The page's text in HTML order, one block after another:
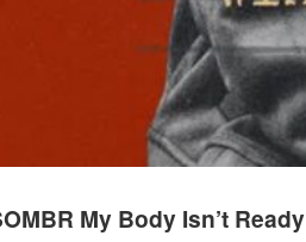
My Body Isn’t Ready